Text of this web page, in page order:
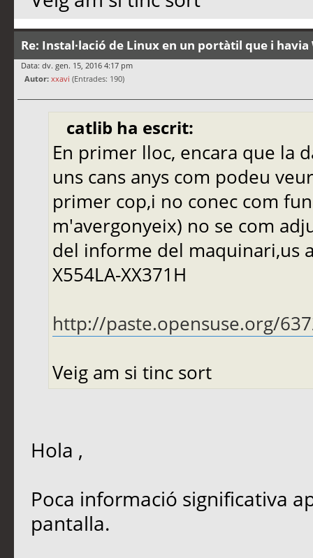
Re: Instal·lació de Linux en un portàtil que i havia
Data: dv. gen. 15, 2016 4:17 pm
Autor: xxavi (Entrades: 190)
catlib ha escrit:
En primer lloc, encara que la
uns cans anys com podeu
primer cop,i no conec com
m'avergonyeix) no se com
del informe del maquinari,us
X554LA-XX371H
http://paste.opensuse.org/
Veig am si tinc sort
Hola ,
Poca informació significativa
pantalla.